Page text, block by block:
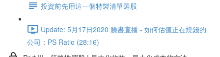
投資前先用這一個特製清單選股
Update: 5月17日2020 臉書直播 - 如何估值正在燒錢的
公司：PS Ratio (28:16)